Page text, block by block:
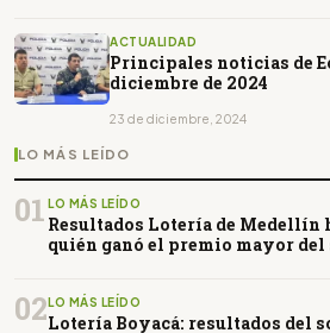
ACTUALIDAD
Principales noticias de
diciembre de 2024
23 de diciembre, 2024
LO MÁS LEÍDO
01 LO MÁS LEÍDO
Resultados Lotería de Medellín
quién ganó el premio mayor del
02LO MÁS LEÍDO
Lotería Boyacá: resultados del